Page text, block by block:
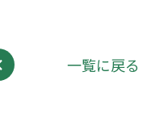
一覧に戻る